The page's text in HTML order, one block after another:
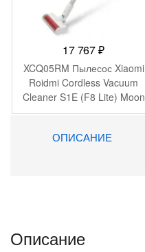
17 767₽
XCQ05RM Пылесос Xiaomi
Roidmi Cordless Vacuum
Cleaner S1E (F8 Lite) Moon
Grey
ОПИСАНИЕ
Описание